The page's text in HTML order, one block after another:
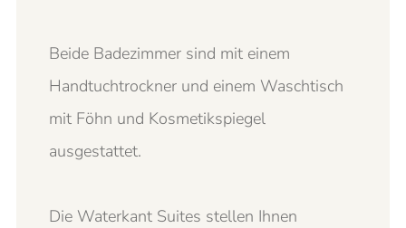
Beide Badezimmer sind mit einem
Handtuchtrockner und einem Waschtisch
mit Föhn und Kosmetikspiegel
ausgestattet.
Die Waterkant Suites stellen Ihnen